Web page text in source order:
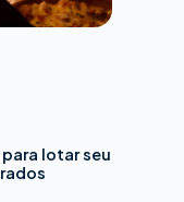
lotar seu